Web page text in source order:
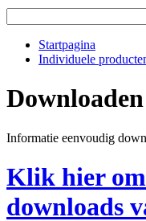
Startpagina
Individuele
Downloaden
Informatie eenvoudig
Klik hier
downloads